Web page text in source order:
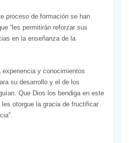
proceso de formación se han
“les permitirán reforzar sus
en la enseñanza de la
y conocimientos
su desarrollo y el de los
Que Dios los bendiga en este
otorgue la gracia de fructificar